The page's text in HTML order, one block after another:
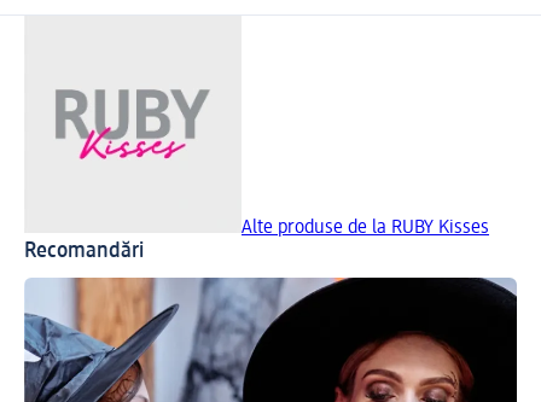
Alte produse de la RUBY Kisses
Recomandări